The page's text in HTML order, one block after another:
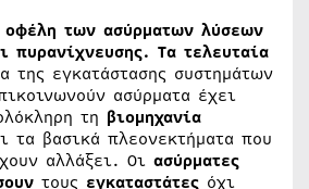
οφέλη των ασύρματων λύσεων
πυρανίχνευσης. Τα τελευταία
της εγκατάστασης συστημάτων
ασύρματα έχει
τη βιομηχανία
τα βασικά πλεονεκτήματα που
αλλάξει. Οι ασύρματες
τους εγκαταστάτες όχι